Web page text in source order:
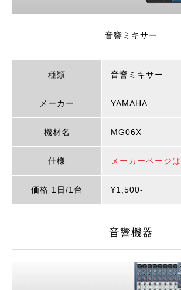
音響ミキサー
種類 音響ミキサー
メーカー YAMAHA
機材名 MG06X
仕様 メーカーページ
価格 1日/1台 ¥1,500‐
音響機器